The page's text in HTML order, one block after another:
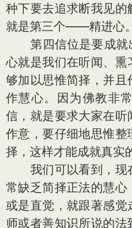
种下要去追求断我见
就是第三个——精进心。
第四信位是要成就
心就是我们在听闻、
够加以思惟简择，并且
作慧心。因为佛教非
信，就是要求大家在听
作意，要仔细地思惟
择，这样才能成就真实
我们可以看到，现
常缺乏简择正法的慧
或是直觉，就跟著感
师或者善知识所说的